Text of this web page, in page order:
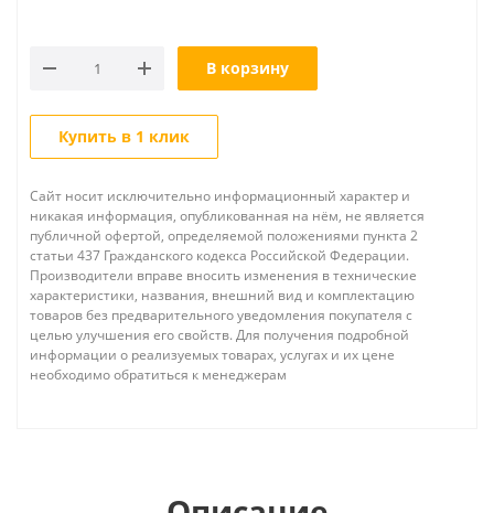
В корзину
Купить в 1 клик
Сайт носит исключительно информационный характер и
никакая информация, опубликованная на нём, не является
публичной офертой, определяемой положениями пункта 2
статьи 437 Гражданского кодекса Российской Федерации.
Производители вправе вносить изменения в технические
характеристики, названия, внешний вид и комплектацию
товаров без предварительного уведомления покупателя с
целью улучшения его свойств. Для получения подробной
информации о реализуемых товарах, услугах и их цене
необходимо обратиться к менеджерам